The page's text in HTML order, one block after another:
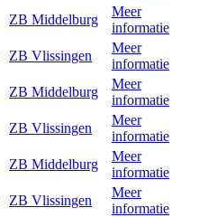
ZB Middelburg
Meer
informatie
ZB Vlissingen
Meer
informatie
ZB Middelburg
Meer
informatie
ZB Vlissingen
Meer
informatie
ZB Middelburg
Meer
informatie
ZB Vlissingen
Meer
informatie